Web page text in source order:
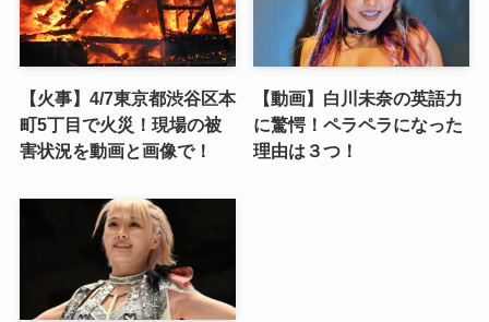
【火事】4/7東京都渋谷区本
町5丁目で火災！現場の被
害状況を動画と画像で！
【動画】白川未奈の英語力
に驚愕！ペラペラになった
理由は３つ！